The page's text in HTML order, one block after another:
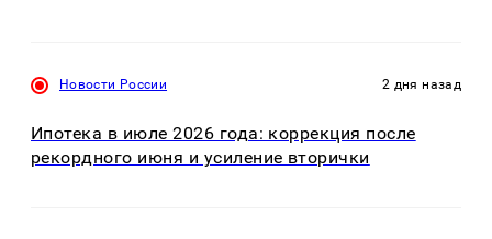
Новости России 2 дня назад
Ипотека в июле 2026 года: коррекция после
рекордного июня и усиление вторички